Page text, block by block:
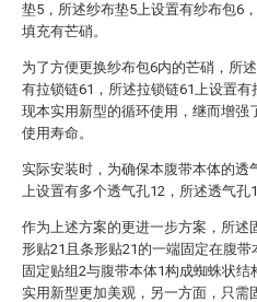
垫5，所述纱布垫5上设置有纱布包6
填充有芒硝。
为了方便更换纱布包6内的芒硝，所
有拉锁链61，所述拉锁链61上设置有
现本实用新型的循环使用，继而增强
使用寿命。
实际安装时，为确保本腹带本体的透
上设置有多个透气孔12，所述透气孔
作为上述方案的更进一步方案，所述
形贴21且条形贴21的一端固定在腹带
固定贴组2与腹带本体1构成蜘蛛状结
实用新型更加美观，另一方面，只需